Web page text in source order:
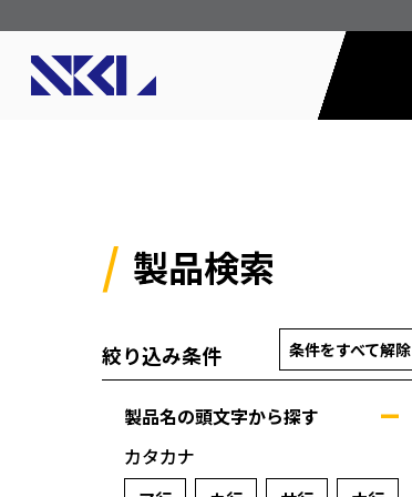
製品検索
絞り込み条件 条件をすべて解除
製品名の頭文字から探す
カタカナ